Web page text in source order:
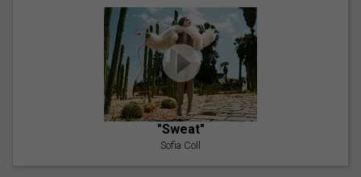
"Sweat"
Sofia Coll